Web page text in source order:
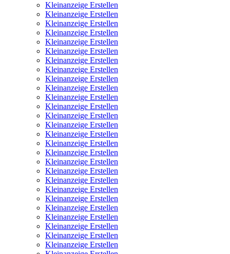
Kleinanzeige Erstellen
Kleinanzeige Erstellen
Kleinanzeige Erstellen
Kleinanzeige Erstellen
Kleinanzeige Erstellen
Kleinanzeige Erstellen
Kleinanzeige Erstellen
Kleinanzeige Erstellen
Kleinanzeige Erstellen
Kleinanzeige Erstellen
Kleinanzeige Erstellen
Kleinanzeige Erstellen
Kleinanzeige Erstellen
Kleinanzeige Erstellen
Kleinanzeige Erstellen
Kleinanzeige Erstellen
Kleinanzeige Erstellen
Kleinanzeige Erstellen
Kleinanzeige Erstellen
Kleinanzeige Erstellen
Kleinanzeige Erstellen
Kleinanzeige Erstellen
Kleinanzeige Erstellen
Kleinanzeige Erstellen
Kleinanzeige Erstellen
Kleinanzeige Erstellen
Kleinanzeige Erstellen